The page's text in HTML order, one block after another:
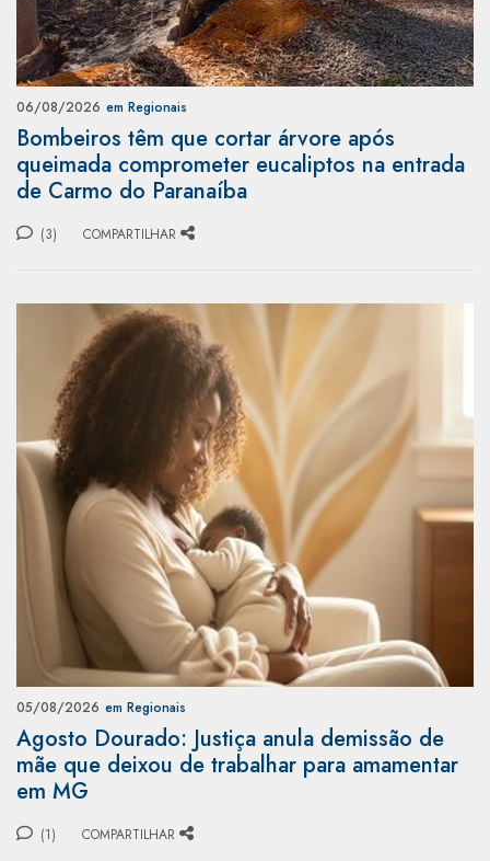
06/08/2026 em Regionais
Bombeiros têm que cortar árvore após
queimada comprometer eucaliptos na entrada
de Carmo do Paranaíba
(3) COMPARTILHAR
05/08/2026 em Regionais
Agosto Dourado: Justiça anula demissão de
mãe que deixou de trabalhar para amamentar
em MG
(1) COMPARTILHAR